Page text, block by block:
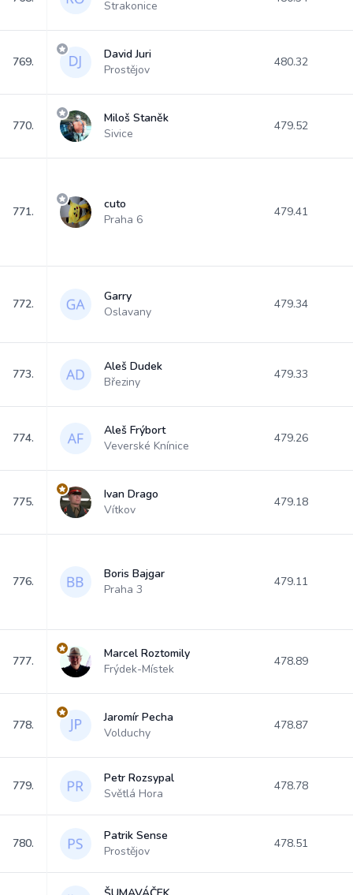
Strakonice
769.
David Juri
Prostějov
480.32
770.
Miloš Staněk
Sivice
479.52
771.
cuto
Praha 6
479.41
772.
Garry
Oslavany
479.34
773.
Aleš Dudek
Březiny
479.33
774.
Aleš Frýbort
Veverské Knínice
479.26
775.
Ivan Drago
Vítkov
479.18
776.
Boris Bajgar
Praha 3
479.11
777.
Marcel Roztomily
Frýdek-Místek
478.89
778.
Jaromír Pecha
Volduchy
478.87
779.
Petr Rozsypal
Světlá Hora
478.78
780.
Patrik Sense
Prostějov
478.51